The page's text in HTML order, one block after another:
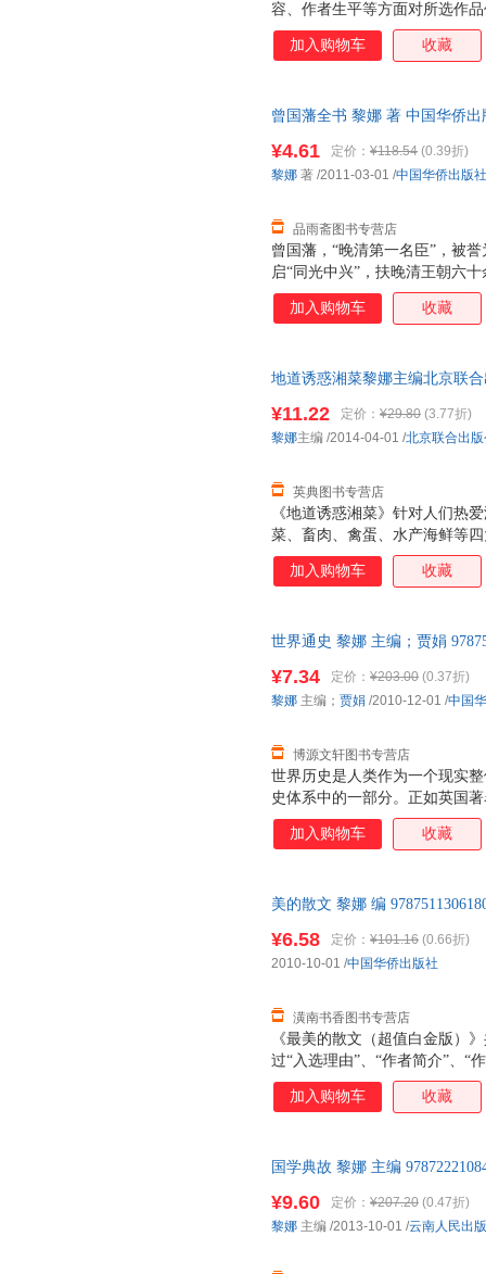
容、作者生平等方面对所选作
文创作成就的同时，对韩愈、
词也一并铺陈，进一步张扬其
加入购物车 收藏
曾国藩全书 黎娜 著 中国华侨
曾国藩，“晚清第一名臣”，被
启“同光中兴”，扶晚清王朝六
毛泽东云：“愚于近人，独服曾
生、无权的在籍侍郎，昂然崛
的成功谋略，学习其修身智慧
藩的为官历程为经，以其在官
对曾国藩人生谋略中可借鉴的
¥4.61 定价： ¥118.54 (0.39折)
品雨斋图书专营店
黎娜 著 /2011-03-01 /中国华侨出版社
加入购物车 收藏
地道诱惑湘菜黎娜主编北京联合
《地道诱惑湘菜》针对人们热
菜、畜肉、禽蛋、水产海鲜等
书第一部分介绍了湘菜的烹饪
道菜进行了原料准备、食材处
受大众喜爱的家常菜肴，做法
¥11.22 定价： ¥29.80 (3.77折)
英典图书专营店
黎娜主编 /2014-04-01 /北京联合出
加入购物车 收藏
世界通史 黎娜 主编；贾娟
世界历史是人类作为一个现实
史体系中的一部分。正如英国
在历史感悟之中，他就一定是
一座智慧之库。”对于我们每
用通史体例，以时间为序，选
代史、世界近代史、世界现代
人类社会演进的基本脉络和多
¥7.34 定价： ¥203.00 (0.37折)
博源文轩图书专营店
黎娜 主编； 贾娟 /2010-12-01 /中国
加入购物车 收藏
美的散文 黎娜 编
《最美的散文（超值白金版）
过“入选理由”、“作者简介”、“
确、透彻地把握作品的思想内
¥6.58 定价： ¥101.16 (0.66折)
潢南书香图书专营店
2010-10-01 /中国华侨出版社
加入购物车 收藏
国学典故 黎娜 主编
¥9.60 定价： ¥207.20 (0.47折)
黎娜 主编 /2013-10-01 /云南人民出